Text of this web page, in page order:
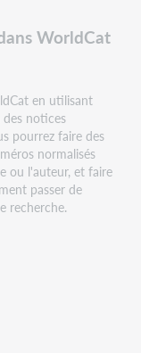
WorldCat
en utilisant
notices
pourrez faire des
normalisés
ou l'auteur, et faire
passer de
recherche.